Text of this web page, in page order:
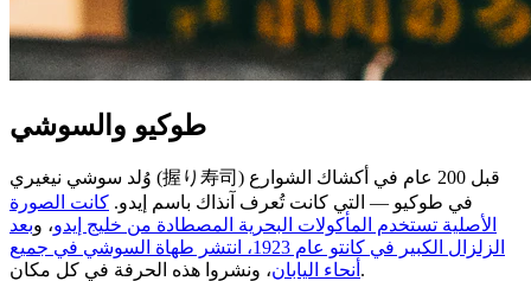
طوكيو والسوشي
وُلد سوشي نيغيري (握り寿司) قبل 200 عام في أكشاك الشوارع
في طوكيو — التي كانت تُعرف آنذاك باسم إيدو. كانت الصورة
الأصلية تستخدم المأكولات البحرية المصطادة من خليج إيدو، وبعد
الزلزال الكبير في كانتو عام 1923، انتشر طهاة السوشي في جميع
أنحاء اليابان ، ونشروا هذه الحرفة في كل مكان.